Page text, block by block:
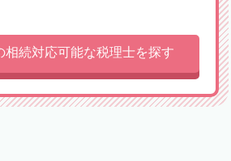
相続対応可能な税理士を探す